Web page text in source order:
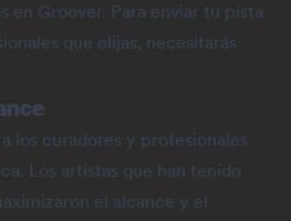
en Groover. Para enviar tu pista
que elijas, necesitarás
los curadores y profesionales
Los artistas que han tenido
el alcance y el